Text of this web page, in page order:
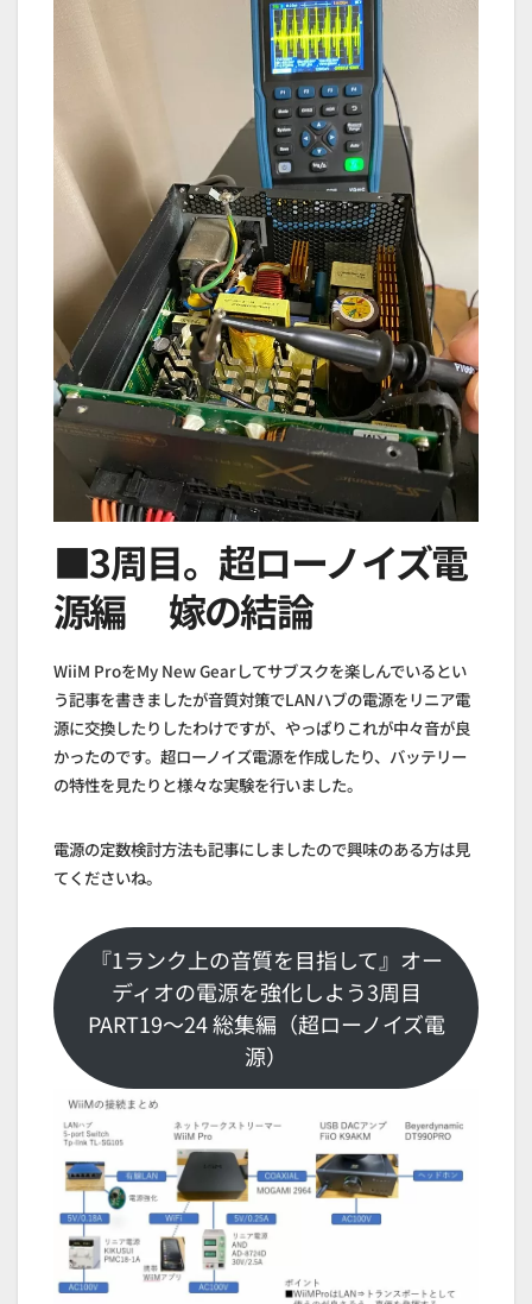
■3周目。超ローノイズ電
源編 嫁の結論
WiiM ProをMy New Gearしてサブスクを楽しんでいるとい
う記事を書きましたが音質対策でLANハブの電源をリニア電
源に交換したりしたわけですが、やっぱりこれが中々音が良
かったのです。超ローノイズ電源を作成したり、バッテリー
の特性を見たりと様々な実験を行いました。
電源の定数検討方法も記事にしましたので興味のある方は見
てくださいね。
『1ランク上の音質を目指して』オー
ディオの電源を強化しよう3周目
PART19～24 総集編（超ローノイズ電
源）